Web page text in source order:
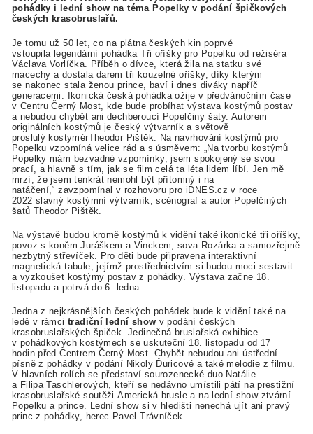
pohádky i lední show na téma Popelky v podání špičkových
českých krasobruslařů.
Je tomu už 50 let, co na plátna českých kin poprvé
vstoupila legendární pohádka Tři oříšky pro Popelku od režiséra
Václava Vorlíčka. Příběh o dívce, která žila na statku své
macechy a dostala darem tři kouzelné oříšky, díky kterým
se nakonec stala ženou prince, baví i dnes diváky napříč
generacemi. Ikonická česká pohádka ožije v předvánočním čase
v Centru Černý Most, kde bude probíhat výstava kostýmů postav
a nebudou chybět ani dechberoucí Popelčiny šaty. Autorem
originálních kostýmů je český výtvarník a světově
proslulý kostymérTheodor Pištěk. Na navrhování kostýmů pro
Popelku vzpomíná velice rád a s úsměvem: „Na tvorbu kostýmů
Popelky mám bezvadné vzpomínky, jsem spokojený se svou
prací, a hlavně s tím, jak se film celá ta léta lidem líbí. Jen mě
mrzí, že jsem tenkrát nemohl být přítomný i na
natáčení,“ zavzpomínal v rozhovoru pro iDNES.cz v roce
2022 slavný kostýmní výtvarník, scénograf a autor Popelčiných
šatů Theodor Pištěk.
Na výstavě budou kromě kostýmů k vidění také ikonické tři oříšky,
povoz s koněm Juráškem a Vinckem, sova Rozárka a samozřejmě
nezbytný střevíček. Pro děti bude připravena interaktivní
magnetická tabule, jejímž prostřednictvím si budou moci sestavit
a vyzkoušet kostýmy postav z pohádky. Výstava začne 18.
listopadu a potrvá do 6. ledna.
Jedna z nejkrásnějších českých pohádek bude k vidění také na
ledě v rámci tradiční lední show v podání českých
krasobruslařských špiček. Jedinečná bruslařská exhibice
v pohádkových kostýmech se uskuteční 18. listopadu od 17
hodin před Centrem Černý Most. Chybět nebudou ani ústřední
písně z pohádky v podání Nikoly Ďuricové a také melodie z filmu.
V hlavních rolích se představí sourozenecké duo Natálie
a Filipa Taschlerových, kteří se nedávno umístili pátí na prestižní
krasobruslařské soutěži Americká brusle a na lední show ztvární
Popelku a prince. Lední show si v hledišti nenechá ujít ani pravý
princ z pohádky, herec Pavel Trávníček.